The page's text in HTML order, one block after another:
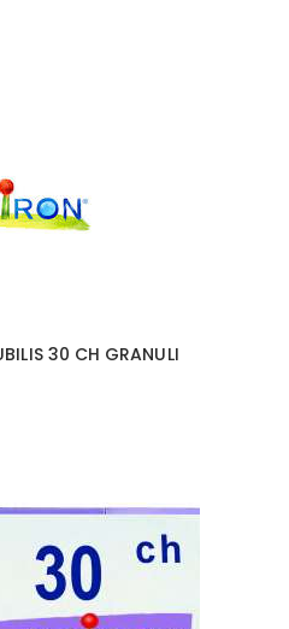
30 CH GRANULI